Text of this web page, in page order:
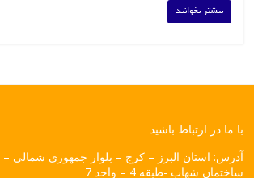
بیشتر بخوانید
با ما در ارتباط باشید
آدرس: استان البرز – کرج – بلوار جمهوری شمالی
ساختمان شهاب -طبقه 4 – واحد 7